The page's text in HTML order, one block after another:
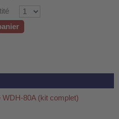
WDH-80A (kit complet)